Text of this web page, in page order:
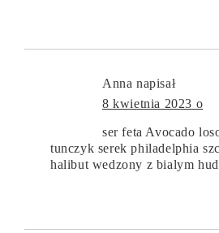
Anna napisał
8 kwietnia 2023 o
ser feta Avocado
tunczyk serek philadelphia
halibut wedzony z bialym